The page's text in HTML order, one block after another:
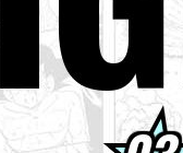
Kageyama!]
ist jetzt erhältlich!
zu zeichnen: